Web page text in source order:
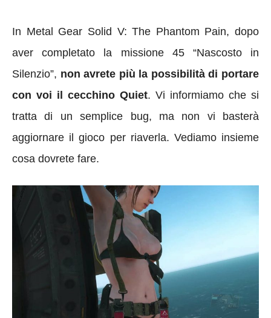
In Metal Gear Solid V: The Phantom Pain, dopo
aver completato la missione 45 “Nascosto in
Silenzio”, non avrete più la possibilità di portare
con voi il cecchino Quiet. Vi informiamo che si
tratta di un semplice bug, ma non vi basterà
aggiornare il gioco per riaverla. Vediamo insieme
cosa dovrete fare.